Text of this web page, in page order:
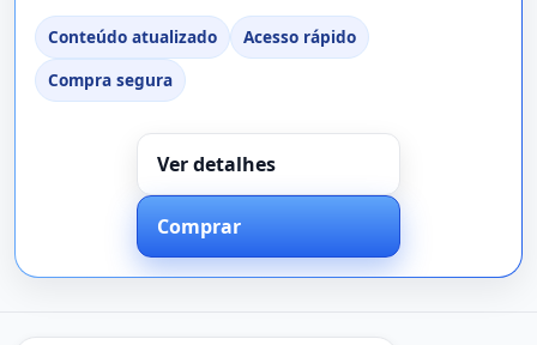
Conteúdo atualizado
Acesso rápido
Compra segura
Ver detalhes
Comprar